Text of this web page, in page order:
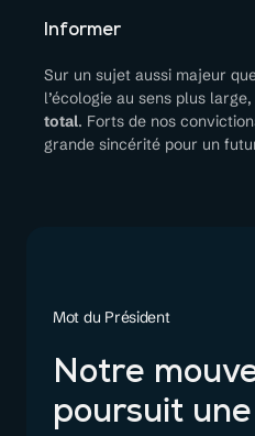
Informer
Sur un sujet aussi majeur
l’écologie au sens plus large,
total. Forts de nos
grande sincérité pour un
Mot du Président
Notre
poursuit